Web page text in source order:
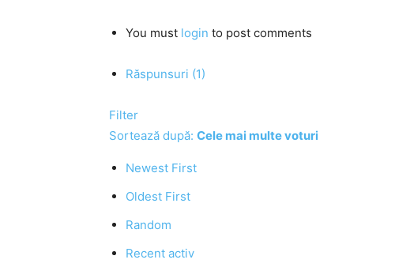
You must login to post comments
Răspunsuri (1)
Filter
Sortează după: Cele mai multe voturi
Newest First
Oldest First
Random
Recent activ